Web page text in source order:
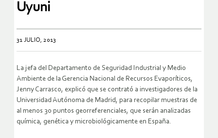
Uyuni
31 JULIO, 2013
La jefa del Departamento de Seguridad Industrial y Medio
Ambiente de la Gerencia Nacional de Recursos Evaporíticos,
Jenny Carrasco, explicó que se contrató a investigadores de la
Universidad Autónoma de Madrid, para recopilar muestras de
al menos 30 puntos georreferenciales, que serán analizadas
química, genética y microbiológicamente en España.